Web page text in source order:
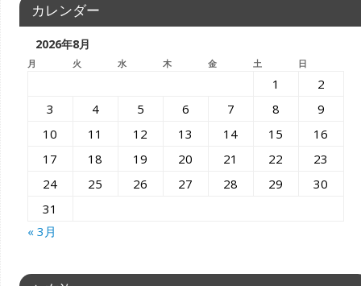
カレンダー
2026年8月
月 火 水 木 金 土 日
1
2
3
4 5 6 7 8
9
10
11 12 13 14 15
16
17
18 19 20 21 22
23
24
25 26 27 28 29
30
31
« 3月